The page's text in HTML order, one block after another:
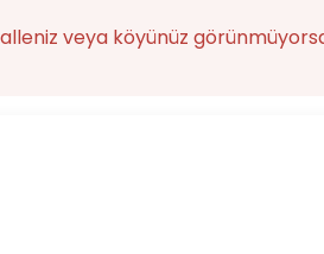
veya köyünüz